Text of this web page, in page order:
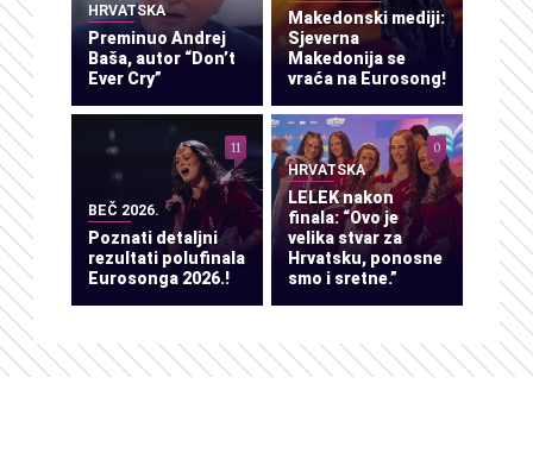
HRVATSKA
Preminuo Andrej
Baša, autor “Don’t
Ever Cry”
Makedonski mediji:
Sjeverna
Makedonija se
vraća na Eurosong!
BEČ 2026.
Poznati detaljni
rezultati polufinala
Eurosonga 2026.!
11
HRVATSKA
LELEK nakon
finala: “Ovo je
velika stvar za
Hrvatsku, ponosne
smo i sretne.”
0